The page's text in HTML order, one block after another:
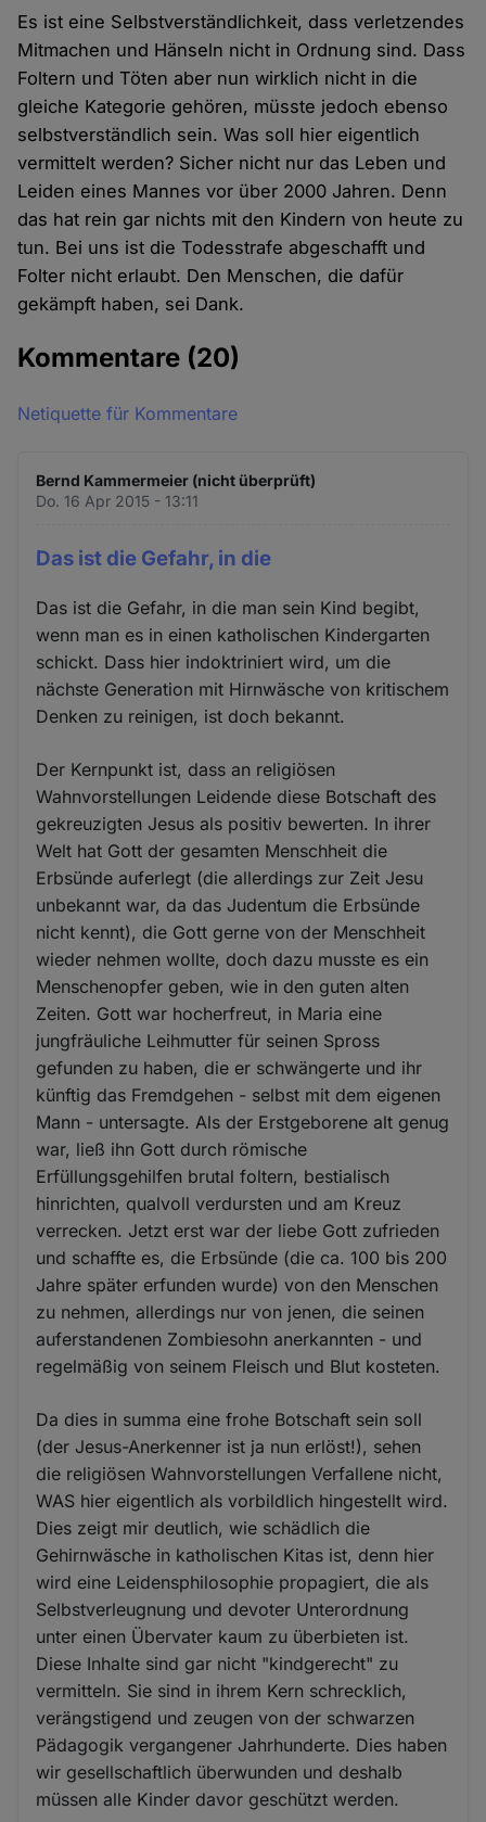
Es ist eine Selbstverständlichkeit, dass verletzendes
Mitmachen und Hänseln nicht in Ordnung sind. Dass
Foltern und Töten aber nun wirklich nicht in die
gleiche Kategorie gehören, müsste jedoch ebenso
selbstverständlich sein. Was soll hier eigentlich
vermittelt werden? Sicher nicht nur das Leben und
Leiden eines Mannes vor über 2000 Jahren. Denn
das hat rein gar nichts mit den Kindern von heute zu
tun. Bei uns ist die Todesstrafe abgeschafft und
Folter nicht erlaubt. Den Menschen, die dafür
gekämpft haben, sei Dank.
Kommentare (20)
Netiquette für Kommentare
Bernd Kammermeier (nicht überprüft)
Do. 16 Apr 2015 - 13:11
Das ist die Gefahr, in die
Das ist die Gefahr, in die man sein Kind begibt,
wenn man es in einen katholischen Kindergarten
schickt. Dass hier indoktriniert wird, um die
nächste Generation mit Hirnwäsche von kritischem
Denken zu reinigen, ist doch bekannt.
Der Kernpunkt ist, dass an religiösen
Wahnvorstellungen Leidende diese Botschaft des
gekreuzigten Jesus als positiv bewerten. In ihrer
Welt hat Gott der gesamten Menschheit die
Erbsünde auferlegt (die allerdings zur Zeit Jesu
unbekannt war, da das Judentum die Erbsünde
nicht kennt), die Gott gerne von der Menschheit
wieder nehmen wollte, doch dazu musste es ein
Menschenopfer geben, wie in den guten alten
Zeiten. Gott war hocherfreut, in Maria eine
jungfräuliche Leihmutter für seinen Spross
gefunden zu haben, die er schwängerte und ihr
künftig das Fremdgehen - selbst mit dem eigenen
Mann - untersagte. Als der Erstgeborene alt genug
war, ließ ihn Gott durch römische
Erfüllungsgehilfen brutal foltern, bestialisch
hinrichten, qualvoll verdursten und am Kreuz
verrecken. Jetzt erst war der liebe Gott zufrieden
und schaffte es, die Erbsünde (die ca. 100 bis 200
Jahre später erfunden wurde) von den Menschen
zu nehmen, allerdings nur von jenen, die seinen
auferstandenen Zombiesohn anerkannten - und
regelmäßig von seinem Fleisch und Blut kosteten.
Da dies in summa eine frohe Botschaft sein soll
(der Jesus-Anerkenner ist ja nun erlöst!), sehen
die religiösen Wahnvorstellungen Verfallene nicht,
WAS hier eigentlich als vorbildlich hingestellt wird.
Dies zeigt mir deutlich, wie schädlich die
Gehirnwäsche in katholischen Kitas ist, denn hier
wird eine Leidensphilosophie propagiert, die als
Selbstverleugnung und devoter Unterordnung
unter einen Übervater kaum zu überbieten ist.
Diese Inhalte sind gar nicht "kindgerecht" zu
vermitteln. Sie sind in ihrem Kern schrecklich,
verängstigend und zeugen von der schwarzen
Pädagogik vergangener Jahrhunderte. Dies haben
wir gesellschaftlich überwunden und deshalb
müssen alle Kinder davor geschützt werden.